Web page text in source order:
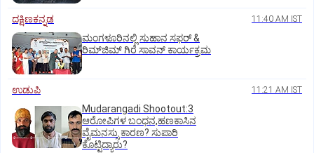
ದಕ್ಷಿಣಕನ್ನಡ 11:40 AM IST
ಮಂಗಳೂರಿನಲ್ಲಿ ಸುಹಾನ ಸಫರ್ &
ರಿಮ್‌ಜಿಮ್ ಗಿರೆ ಸಾವನ್ ಕಾರ್ಯಕ್ರಮ
ಉಡುಪಿ 11:21 AM IST
Mudarangadi Shootout:‌3
ಆರೋಪಿಗಳ ಬಂಧನ,ಹಣಕಾಸಿನ
ವೈಮನಸ್ಸು ಕಾರಣ? ಸುಪಾರಿ
ಕೊಟ್ಟಿದ್ಯಾರು?